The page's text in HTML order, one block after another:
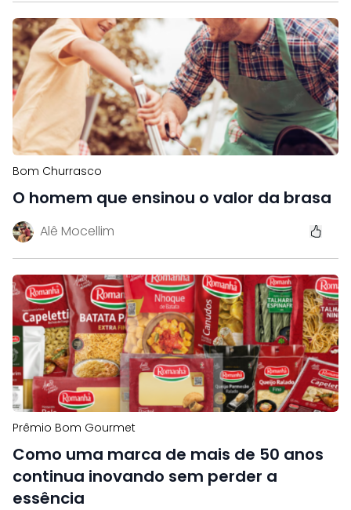
Bom Churrasco
O homem que ensinou o valor da brasa
Alê Mocellim
Prêmio Bom Gourmet
Como uma marca de mais de 50 anos
continua inovando sem perder a
essência